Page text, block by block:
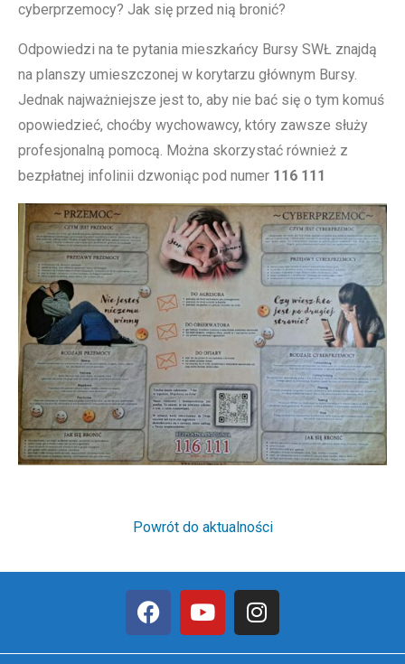
cyberprzemocy? Jak się przed nią bronić?
Odpowiedzi na te pytania mieszkańcy Bursy SWŁ znajdą
na planszy umieszczonej w korytarzu głównym Bursy.
Jednak najważniejsze jest to, aby nie bać się o tym komuś
opowiedzieć, choćby wychowawcy, który zawsze służy
profesjonalną pomocą. Można skorzystać również z
bezpłatnej infolinii dzwoniąc pod numer 116 111
Powrót do aktualności